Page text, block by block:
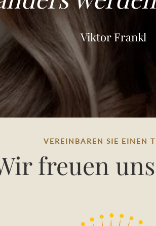
Viktor Frankl
VEREINBAREN SIE EINEN
freuen